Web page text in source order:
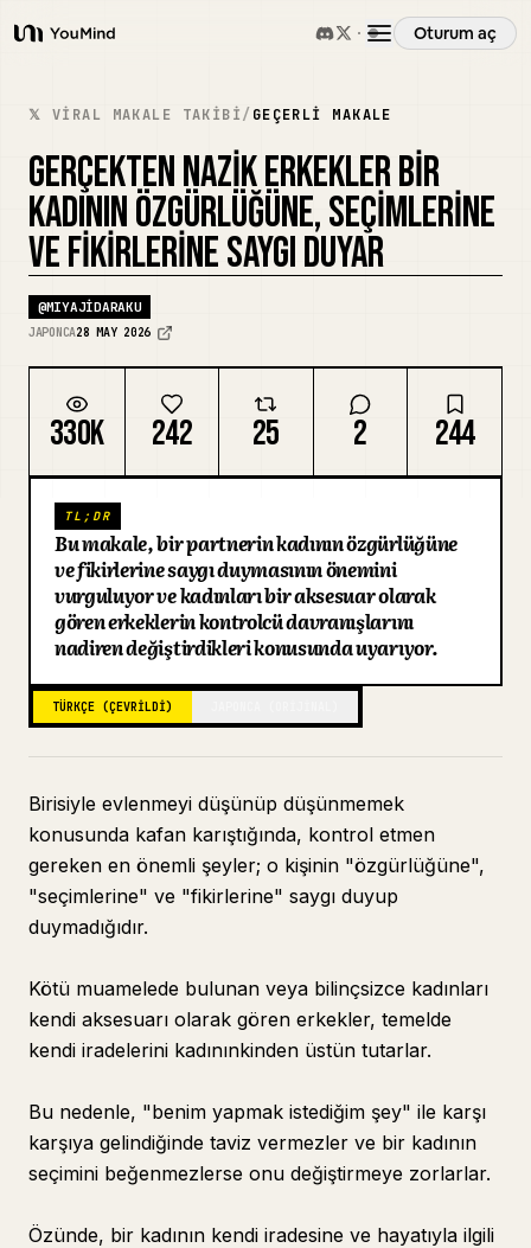
YouMind
Oturum aç
Genel Bakış
Kullanım Senaryoları
Beceriler
İstemler
Fiyatlandırma
Blog
Güncellemeler
𝕏 VIRAL MAKALE TAKIBI/ GEÇERLI MAKALE
GERÇEKTEN NAZIK ERKEKLER BIR
KADININ ÖZGÜRLÜĞÜNE, SEÇIMLERINE
VE FIKIRLERINE SAYGI DUYAR
@MIYAJIDARAKU
JAPONCA28 MAY 2026
330K 242 25 2 244
TL;DR
Bu makale, bir partnerin kadının özgürlüğüne
ve fikirlerine saygı duymasının önemini
vurguluyor ve kadınları bir aksesuar olarak
gören erkeklerin kontrolcü davranışlarını
nadiren değiştirdikleri konusunda uyarıyor.
TÜRKÇE (ÇEVRILDI)
Birisiyle evlenmeyi düşünüp düşünmemek
konusunda kafan karıştığında, kontrol etmen
gereken en önemli şeyler; o kişinin "özgürlüğüne",
"seçimlerine" ve "fikirlerine" saygı duyup
duymadığıdır.
Kötü muamelede bulunan veya bilinçsizce kadınları
kendi aksesuarı olarak gören erkekler, temelde
kendi iradelerini kadınınkinden üstün tutarlar.
Bu nedenle, "benim yapmak istediğim şey" ile karşı
karşıya gelindiğinde taviz vermezler ve bir kadının
seçimini beğenmezlerse onu değiştirmeye zorlarlar.
Özünde, bir kadının kendi iradesine ve hayatıyla ilgili